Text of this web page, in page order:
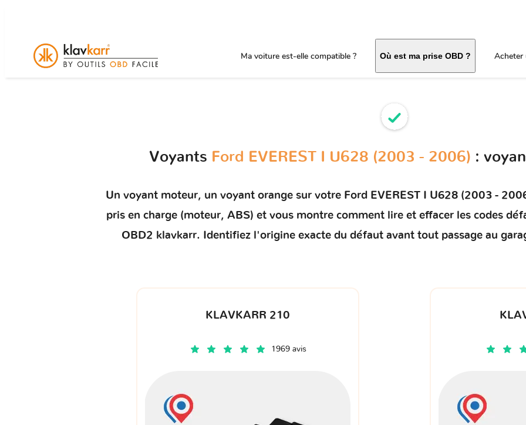
Ma voiture est-elle compatible ? Où est ma prise OBD ? Acheter
Voyants Ford EVEREST I U628 (2003 - 2006) :
Un voyant moteur, un voyant orange sur votre Ford EVEREST I U628 (2003 -
pris en charge (moteur, ABS) et vous montre comment lire et effacer les codes
OBD2 klavkarr. Identifiez l'origine exacte du défaut avant tout passage au
KLAVKARR 210
1969 avis